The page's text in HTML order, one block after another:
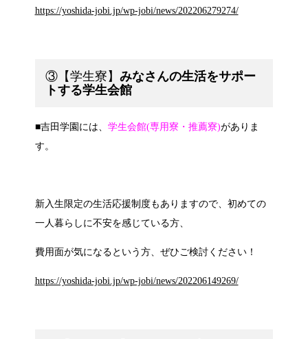
https://yoshida-jobi.jp/wp-jobi/news/202206279274/
③【学生寮】 みなさんの生活をサポー
トする学生会館
■吉田学園には、 学生会館(専用寮・推薦寮)がありま
す。
新入生限定の生活応援制度もありますので、初めての
一人暮らしに不安を感じている方、
費用面が気になるという方、ぜひご検討ください！
https://yoshida-jobi.jp/wp-jobi/news/202206149269/